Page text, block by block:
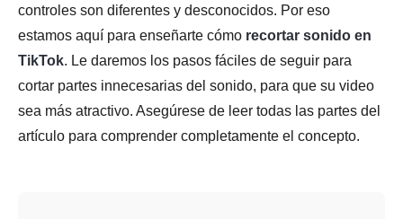
controles son diferentes y desconocidos. Por eso
estamos aquí para enseñarte cómo recortar sonido en
TikTok. Le daremos los pasos fáciles de seguir para
cortar partes innecesarias del sonido, para que su video
sea más atractivo. Asegúrese de leer todas las partes del
artículo para comprender completamente el concepto.